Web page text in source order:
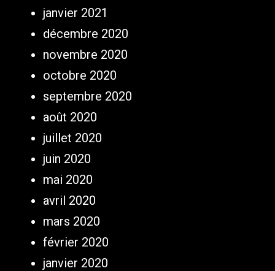
janvier 2021
décembre 2020
novembre 2020
octobre 2020
septembre 2020
août 2020
juillet 2020
juin 2020
mai 2020
avril 2020
mars 2020
février 2020
janvier 2020